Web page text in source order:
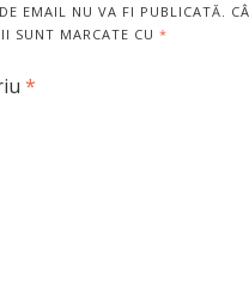
EMAIL NU VA FI PUBLICATĂ.
SUNT MARCATE CU *
*